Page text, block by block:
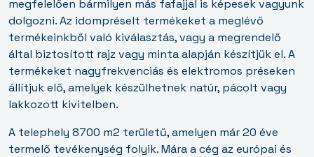
megfelelően bármilyen más fafajjal is képesek vagyunk
dolgozni. Az idompréselt termékeket a meglévő
termékeinkből való kiválasztás, vagy a megrendelő
által biztosított rajz vagy minta alapján készítjük el. A
termékeket nagyfrekvenciás és elektromos préseken
állítjuk elő, amelyek készülhetnek natúr, pácolt vagy
lakkozott kivitelben.
A telephely 8700 m2 területű, amelyen már 20 éve
termelő tevékenység folyik. Mára a cég az európai és